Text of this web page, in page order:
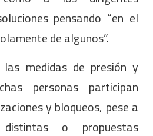
pensando “en el
de algunos”.
las medidas de presión y
personas participan
y bloqueos, pese a
o propuestas